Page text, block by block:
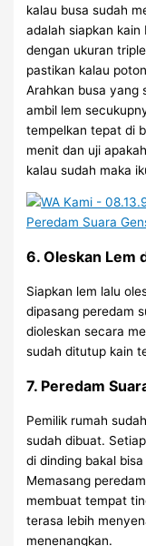
kalau busa sudah
adalah siapkan
dengan ukuran
pastikan kalau
Arahkan busa yang
ambil lem
tempelkan tepat di
menit dan uji
kalau sudah maka
6. Oleskan Lem
Siapkan lem lalu
dipasang peredam
dioleskan secara
sudah ditutup kain
7. Peredam
Pemilik rumah
sudah dibuat.
di dinding bakal
Memasang
membuat tempat
terasa lebih
menenangkan.